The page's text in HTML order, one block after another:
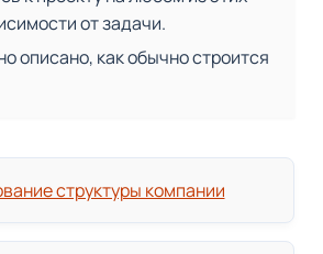
от задачи.
описано, как обычно строится
структуры компании